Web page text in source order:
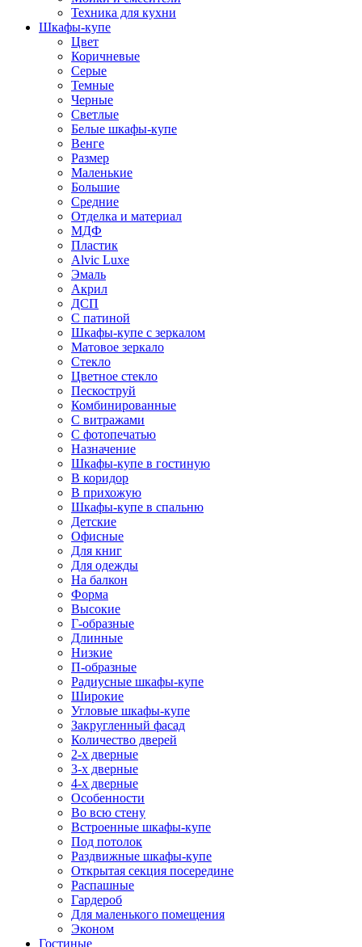
Техника для кухни
Шкафы-купе
Цвет
Коричневые
Серые
Темные
Черные
Светлые
Белые шкафы-купе
Венге
Размер
Маленькие
Большие
Средние
Отделка и материал
МДФ
Пластик
Alvic Luxe
Эмаль
Акрил
ДСП
С патиной
Шкафы-купе с зеркалом
Матовое зеркало
Стекло
Цветное стекло
Пескоструй
Комбинированные
С витражами
С фотопечатью
Назначение
Шкафы-купе в гостиную
В коридор
В прихожую
Шкафы-купе в спальню
Детские
Офисные
Для книг
Для одежды
На балкон
Форма
Высокие
Г-образные
Длинные
Низкие
П-образные
Радиусные шкафы-купе
Широкие
Угловые шкафы-купе
Закругленный фасад
Количество дверей
2-х дверные
3-х дверные
4-х дверные
Особенности
Во всю стену
Встроенные шкафы-купе
Под потолок
Раздвижные шкафы-купе
Открытая секция посередине
Распашные
Гардероб
Для маленького помещения
Эконом
Гостиные